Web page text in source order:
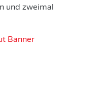
und zweimal